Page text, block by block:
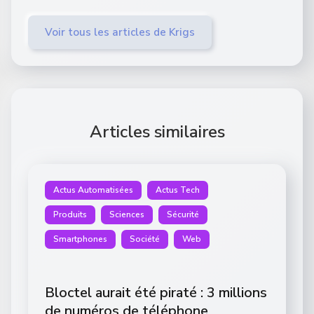
Voir tous les articles de Krigs
Articles similaires
Actus Automatisées Actus Tech
Produits Sciences Sécurité
Smartphones Société Web
Bloctel aurait été piraté : 3 millions